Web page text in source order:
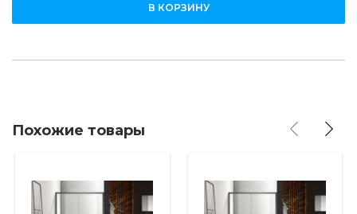
В КОРЗИНУ
Похожие товары